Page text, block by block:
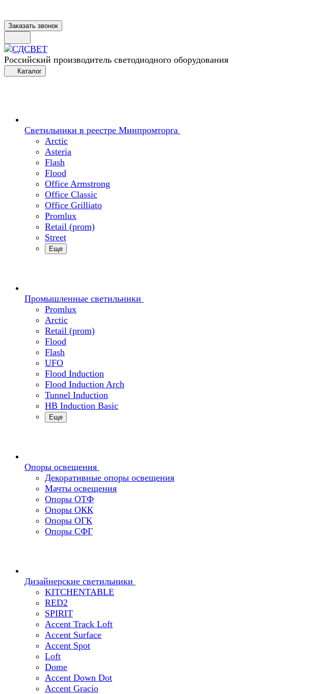
Заказать звонок
Российский производитель светодиодного оборудования
Каталог
Светильники в реестре Минпромторга
Arctic
Asteria
Flash
Flood
Office Armstrong
Office Classic
Office Grilliato
Promlux
Retail (prom)
Street
Еще
Промышленные светильники
Promlux
Arctic
Retail (prom)
Flood
Flash
UFO
Flood Induction
Flood Induction Arch
Tunnel Induction
HB Induction Basic
Еще
Опоры освещения
Декоративные опоры освещения
Мачты освещения
Опоры ОТФ
Опоры ОКК
Опоры ОГК
Опоры СФГ
Дизайнерские светильники
KITCHENTABLE
RED2
SPIRIT
Accent Track Loft
Accent Surface
Accent Spot
Loft
Dome
Accent Down Dot
Accent Gracio